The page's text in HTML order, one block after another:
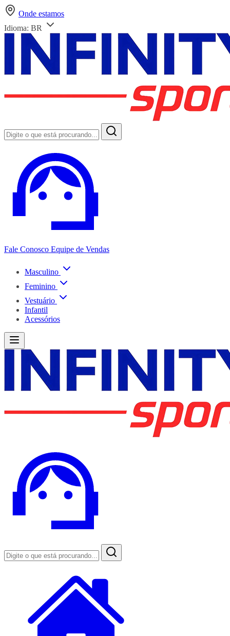
Onde estamos
Idioma: BR
Fale Conosco Equipe de Vendas
Masculino
Feminino
Vestuário
Infantil
Acessórios